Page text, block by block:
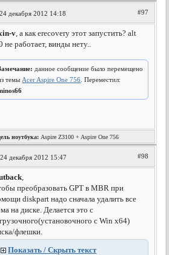
24 декабря 2012 14:18 #97
v, а как erecovery этот запустить? alt
не работает, винды нету..
данное сообщение было перемещено
темы Acer Aspire One 756 . Переместил:
ноутбука: Aspire Z3100 + Aspire One 756
24 декабря 2012 15:47 #98
,
преобразовать GPT в MBR при
diskpart надо сначала удалить все
на диске. Делается это с
с Win x64)
флешки.
Показать / Скрыть текст